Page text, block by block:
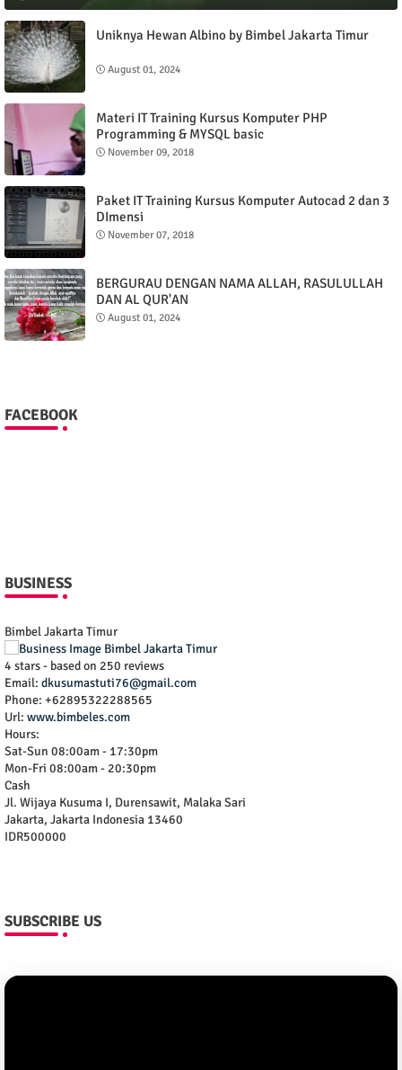
Uniknya Hewan Albino by Bimbel Jakarta Timur
August 01, 2024
Materi IT Training Kursus Komputer PHP
Programming & MYSQL basic
November 09, 2018
Paket IT Training Kursus Komputer Autocad 2 dan 3
DImensi
November 07, 2018
BERGURAU DENGAN NAMA ALLAH, RASULULLAH
DAN AL QUR'AN
August 01, 2024
FACEBOOK
BUSINESS
Bimbel Jakarta Timur
4 stars - based on 250 reviews
Email: dkusumastuti76@gmail.com
Phone: +62895322288565
Url: www.bimbeles.com
Hours:
Sat-Sun 08:00am - 17:30pm
Mon-Fri 08:00am - 20:30pm
Cash
Jl. Wijaya Kusuma I, Durensawit, Malaka Sari
Jakarta, Jakarta Indonesia 13460
IDR500000
SUBSCRIBE US